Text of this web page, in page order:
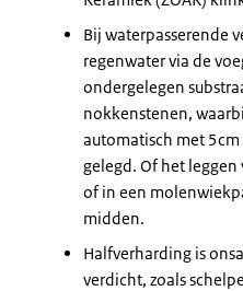
Bij waterpasserende
regenwater via de
ondergelegen
nokkenstenen,
automatisch met
gelegd. Of het
of in een
midden.
Halfverharding is
verdicht, zoals